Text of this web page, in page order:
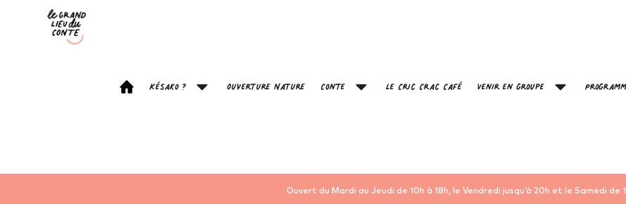
Késako ? Ouverture Nature Conte Le Cric Crac Café Venir en groupe
Ouvert du Mardi au Jeudi de 10h à 18h, le Vendredi jusqu’à 20h et le Samedi de